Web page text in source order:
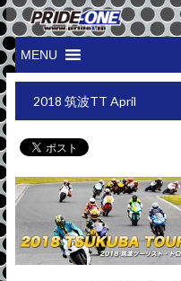
MENU
2018 筑波TT April